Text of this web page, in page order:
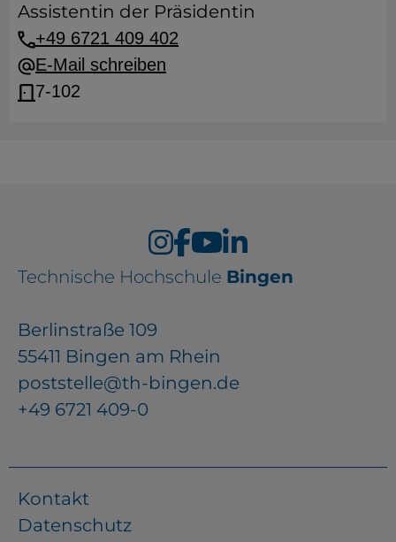
Assistentin der Präsidentin
+49 6721 409 402
E-Mail schreiben
7-102
Technische Hochschule Bingen
Berlinstraße 109
55411 Bingen am Rhein
poststelle@th-bingen.de
+49 6721 409-0
Kontakt
Datenschutz